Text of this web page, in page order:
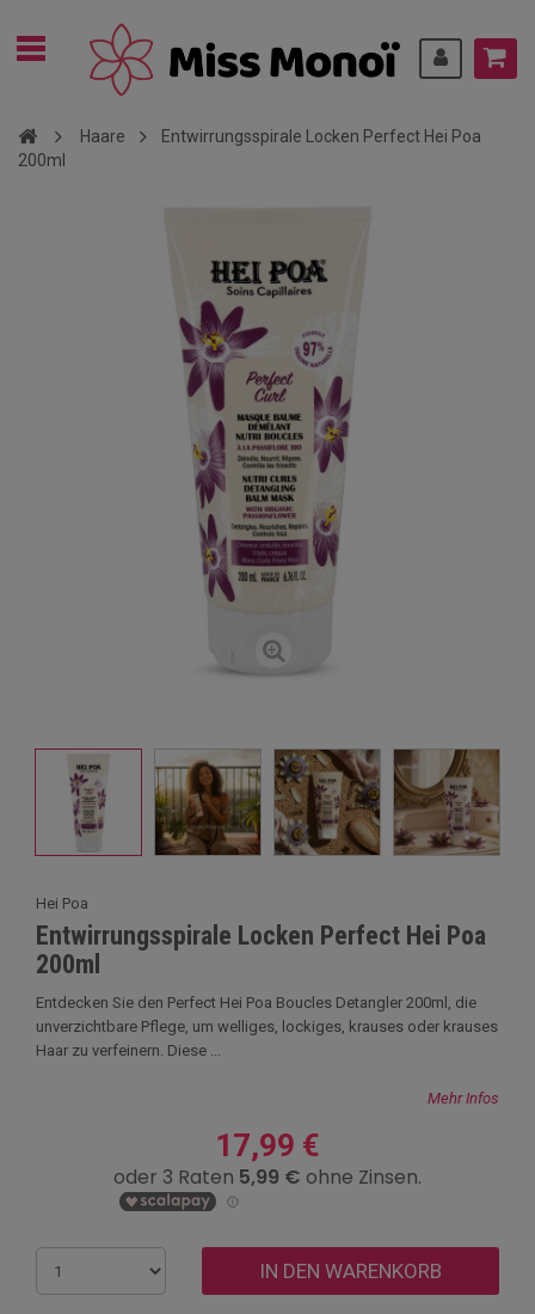
Haare
Entwirrungsspirale Locken Perfect Hei Poa
200ml
Hei Poa
Entwirrungsspirale Locken Perfect Hei Poa
200ml
Entdecken Sie den Perfect Hei Poa Boucles Detangler 200ml, die
unverzichtbare Pflege, um welliges, lockiges, krauses oder krauses
Haar zu verfeinern. Diese ...
Mehr Infos
17,99 €
IN DEN WARENKORB